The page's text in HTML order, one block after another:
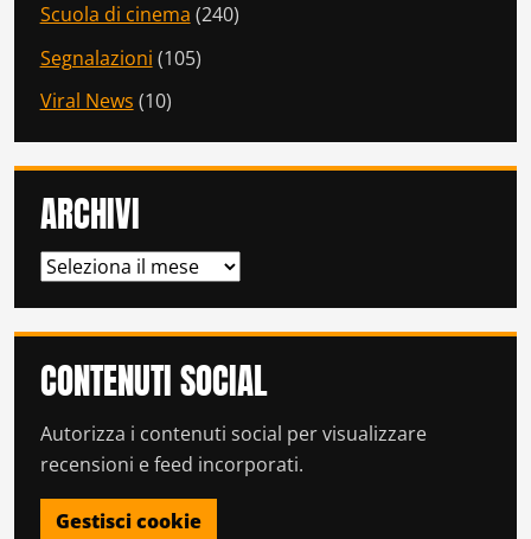
Scuola di cinema (240)
Segnalazioni (105)
Viral News (10)
ARCHIVI
ARCHIVI
CONTENUTI SOCIAL
Autorizza i contenuti social per visualizzare
recensioni e feed incorporati.
Gestisci cookie